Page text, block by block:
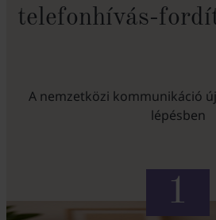
telefonhívás-
A nemzetközi kommunikáció
lépésben